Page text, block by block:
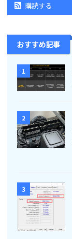
購読する
おすすめ記事
1
2
3